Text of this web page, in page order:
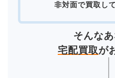
非対面で買取し
そんな
宅配買取が